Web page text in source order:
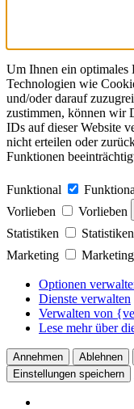
Um Ihnen ein optimales
Technologien wie
und/oder darauf
zustimmen, können wir
IDs auf dieser Website
nicht erteilen oder
Funktionen
Funktional
Vorlieben
Vorlieben
Statistiken
Statistiken
Marketing
Marketing
Optionen
Dienste verwalten
Verwalten von
Lese mehr über
Annehmen Ablehnen
Einstellungen speichern